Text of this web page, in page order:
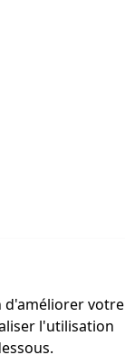
d'améliorer votre
l'utilisation